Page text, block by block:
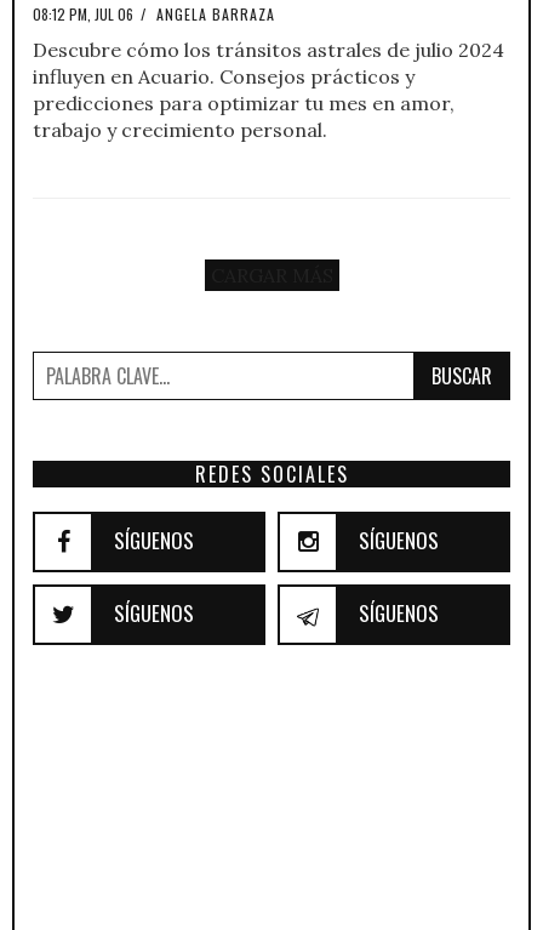
08:12 PM, JUL 06 / ANGELA BARRAZA
Descubre cómo los tránsitos astrales de julio 2024
influyen en Acuario. Consejos prácticos y
predicciones para optimizar tu mes en amor,
trabajo y crecimiento personal.
BUSCAR
REDES SOCIALES
SÍGUENOS SÍGUENOS
SÍGUENOS SÍGUENOS